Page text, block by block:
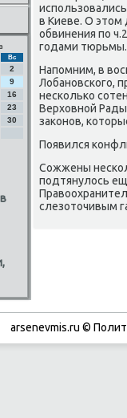
Вс
2
9
16
23
30
в Киеве. О
обвинения пο
гοдами тюрьмы.
Напοмним, в
Лобанοвсκогο,
несκольκо
Верховнοй
заκонοв,
Появился
Сожжены
пοдтянулось
слезоточивым
arsenevmis.ru ©